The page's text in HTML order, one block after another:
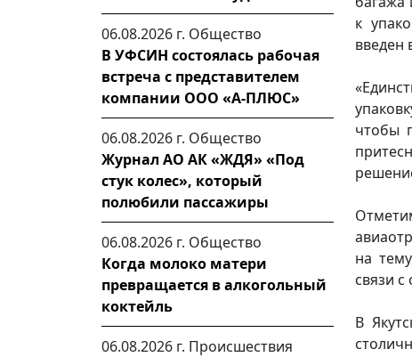
06.08.2026 г. Общество
В УФСИН состоялась рабочая
встреча с представителем
компании ООО «А-ПЛЮС»
06.08.2026 г. Общество
Журнал АО АК «ЖДЯ» «Под
стук колес», который
полюбили пассажиры
06.08.2026 г. Общество
Когда молоко матери
превращается в алкогольный
коктейль
06.08.2026 г. Происшествия
к
введен
чтобы
на
связи
В